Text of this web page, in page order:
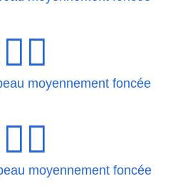
moyennement foncée
moyennement foncée